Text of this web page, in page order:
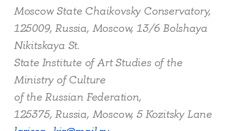
Moscow State Chaikovsky Conservatory,
125009, Russia, Moscow, 13/6 Bolshaya
Nikitskaya St.
State Institute of Art Studies of the
Ministry of Culture
of the Russian Federation,
125375, Russia, Moscow, 5 Kozitsky Lane